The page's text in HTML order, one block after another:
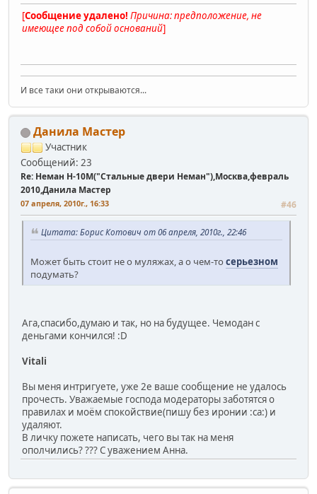
[Сообщение удалено! Причина: предположение, не
имеющее под собой оснований]
И все таки они открываются...
Данила Мастер
Участник
Сообщений: 23
Re: Неман Н-10М("Стальные двери Неман"),Москва,февраль
2010,Данила Мастер
07 апреля, 2010г., 16:33 #46
Цитата: Борис Котович от 06 апреля, 2010г., 22:46
Может быть стоит не о муляжах, а о чем-то серьезном
подумать?
Ага,спасибо,думаю и так, но на будущее. Чемодан с
деньгами кончился! :D
Vitali
Вы меня интригуете, уже 2е ваше сообщение не удалось
прочесть. Уважаемые господа модераторы заботятся о
правилах и моём спокойствие(пишу без иронии :ca:) и
удаляют.
В личку пожете написать, чего вы так на меня
ополчились? ??? С уважением Анна.